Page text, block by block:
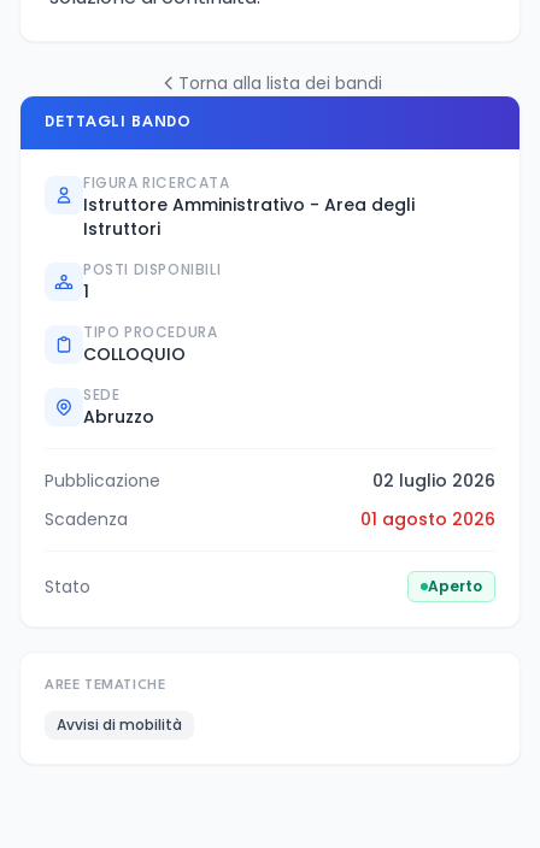
Torna alla lista dei bandi
DETTAGLI BANDO
FIGURA RICERCATA
Istruttore Amministrativo - Area degli
Istruttori
POSTI DISPONIBILI
1
TIPO PROCEDURA
COLLOQUIO
SEDE
Abruzzo
Pubblicazione
02 luglio 2026
Scadenza
01 agosto 2026
Stato Aperto
AREE TEMATICHE
Avvisi di mobilità